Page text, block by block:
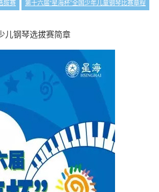
拔赛 第十六届“星海杯”全国少年儿童钢琴比赛章程
儿钢琴选拔赛简章